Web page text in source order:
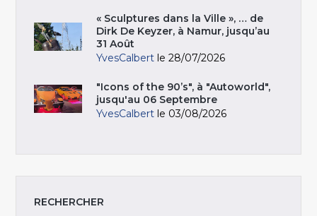
« Sculptures dans la Ville », … de
Dirk De Keyzer, à Namur, jusqu’au
31 Août
YvesCalbert le 28/07/2026
"Icons of the 90’s", à "Autoworld",
jusqu'au 06 Septembre
YvesCalbert le 03/08/2026
RECHERCHER